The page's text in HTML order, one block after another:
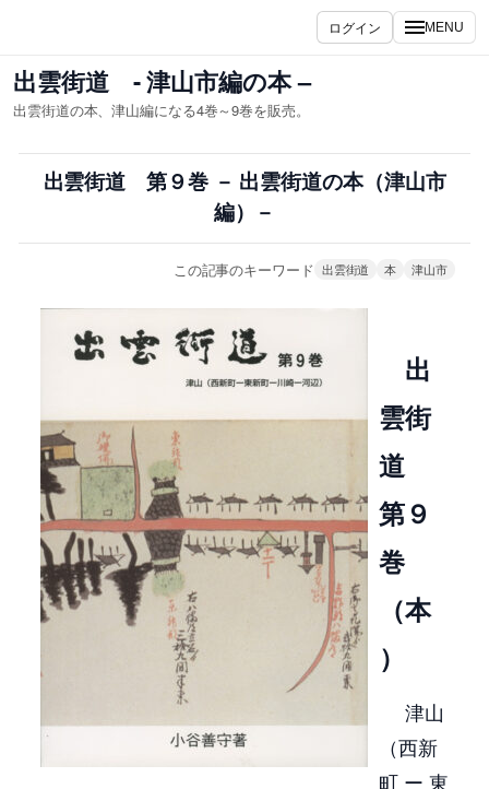
を
ス
キ
ッ
ログイン MENU
出雲街道 - 津山市編の本 –
出雲街道の本、津山編になる4巻～9巻を販売。
出雲街道 第９巻 － 出雲街道の本（津山市
編）－
この記事のキーワード 出雲街道 本 津山市
出
雲街
道
第９
巻
（本
）
津山
（西新
町 ー 東